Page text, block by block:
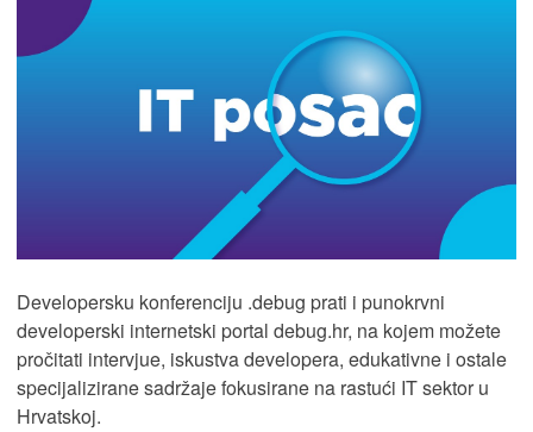
Developersku konferenciju .debug prati i punokrvni
developerski internetski portal debug.hr, na kojem možete
pročitati intervjue, iskustva developera, edukativne i ostale
specijalizirane sadržaje fokusirane na rastući IT sektor u
Hrvatskoj.